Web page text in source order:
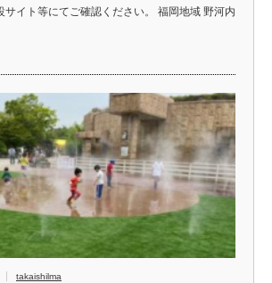
サイト等にてご確認ください。 福岡地域 野河内
takaishilma